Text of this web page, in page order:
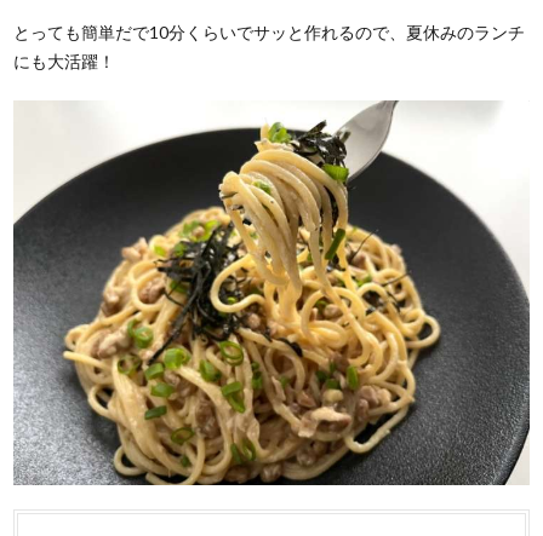
とっても簡単だで10分くらいでサッと作れるので、夏休みのランチ
にも大活躍！